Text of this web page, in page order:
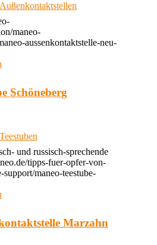
maneo-
aussenkontaktstelle-neu-
Schöneberg
und russisch-sprechende
tipps-fuer-opfer-von-
maneo-teestube-
Marzahn